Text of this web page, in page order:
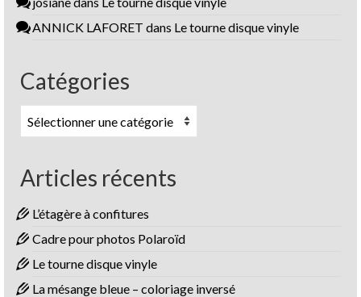
ANNICK LAFORET dans Le tourne disque vinyle
Catégories
Catégories
Articles récents
L’étagère à confitures
Cadre pour photos Polaroïd
Le tourne disque vinyle
La mésange bleue – coloriage inversé